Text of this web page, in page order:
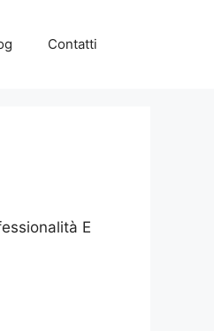
Contatti
E